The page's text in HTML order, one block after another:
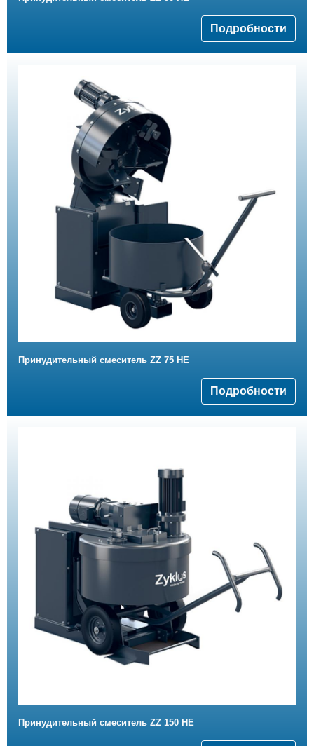
Подробности
Принудительный смеситель ZZ 75 HE
Подробности
Принудительный смеситель ZZ 150 HE